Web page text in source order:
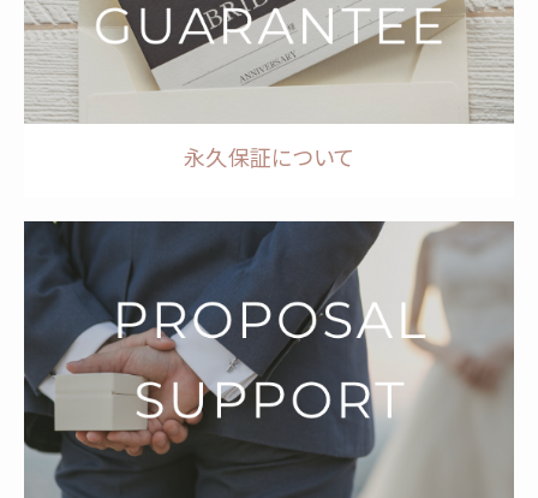
永久保証について